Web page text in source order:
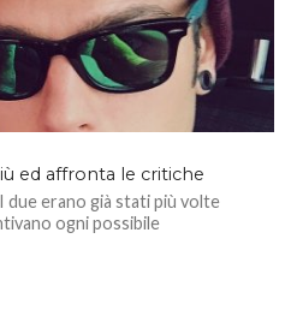
ed affronta le critiche
due erano già stati più volte
ogni possibile